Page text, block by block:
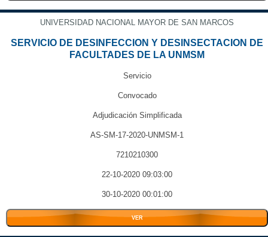
UNIVERSIDAD NACIONAL MAYOR DE SAN MARCOS
SERVICIO DE DESINFECCION Y DESINSECTACION DE
FACULTADES DE LA UNMSM
Servicio
Convocado
Adjudicación Simplificada
AS-SM-17-2020-UNMSM-1
7210210300
22-10-2020 09:03:00
30-10-2020 00:01:00
VER